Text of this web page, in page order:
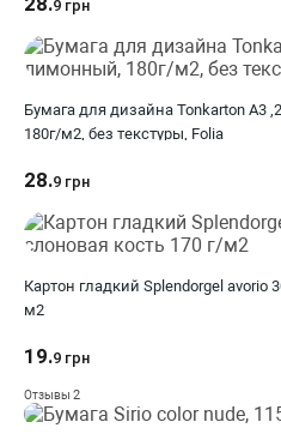
9 грн
Бумага для дизайна Tonkarton
180г/м2, без текстуры, Folia
28.9 грн
Картон гладкий Splendorgel avorio
м2
19.9 грн
Отзывы 2